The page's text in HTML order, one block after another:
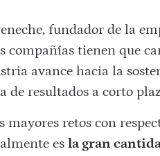
fundador de la
compañías tienen que
avance hacia la
de resultados a corto
mayores retos con
es la gran